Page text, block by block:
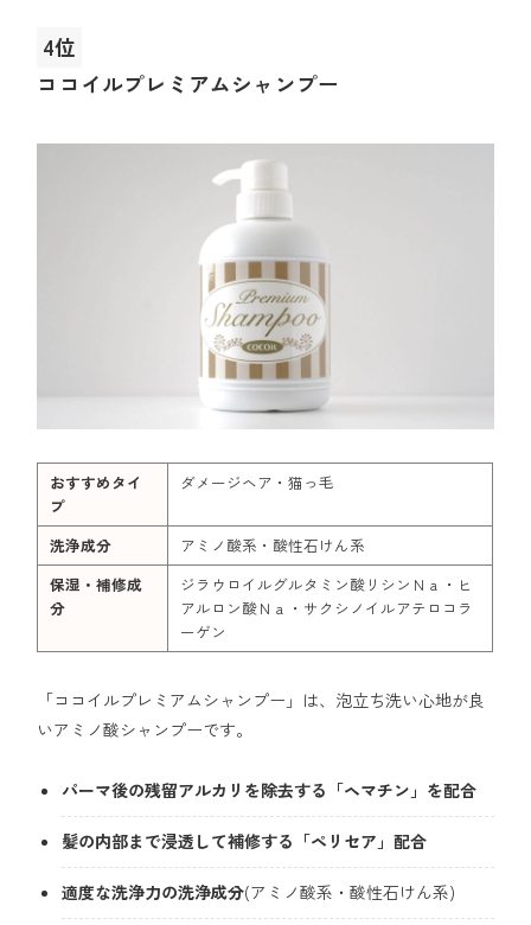
4位
ココイルプレミアムシャンプー
おすすめタイ
プ
ダメージヘア・猫っ毛
洗浄成分
アミノ酸系・酸性石けん系
保湿・補修成
分
ジラウロイルグルタミン酸リシンＮａ・ヒ
アルロン酸Ｎａ・サクシノイルアテロコラ
ーゲン
「ココイルプレミアムシャンプー」は、泡立ち洗い心地が良
いアミノ酸シャンプーです。
パーマ後の残留アルカリを除去する「ヘマチン」を配合
髪の内部まで浸透して補修する「ペリセア」配合
適度な洗浄力の洗浄成分(アミノ酸系・酸性石けん系)